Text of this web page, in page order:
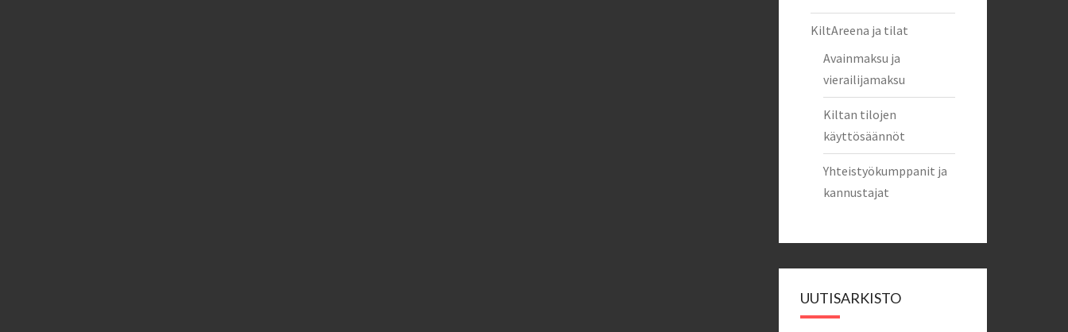
KiltAreena ja tilat
Avainmaksu ja
vierailijamaksu
Kiltan tilojen
käyttösäännöt
Yhteistyökumppanit ja
kannustajat
UUTISARKISTO